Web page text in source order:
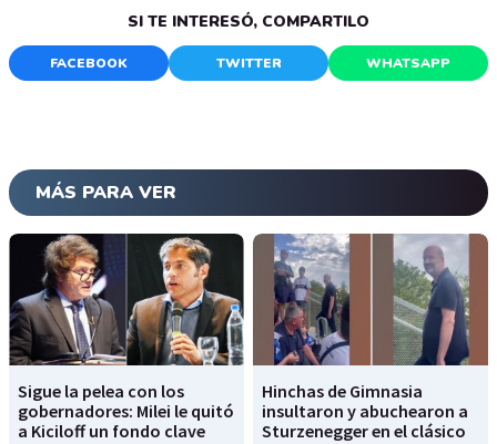
SI TE INTERESÓ, COMPARTILO
FACEBOOK TWITTER WHATSAPP
MÁS PARA VER
Sigue la pelea con los
gobernadores: Milei le quitó
a Kiciloff un fondo clave
Hinchas de Gimnasia
insultaron y abuchearon a
Sturzenegger en el clásico